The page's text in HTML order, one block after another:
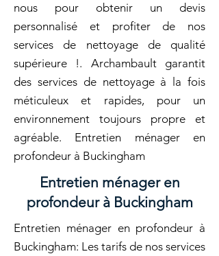
nous pour obtenir un devis
personnalisé et profiter de nos
services de nettoyage de qualité
supérieure !. Archambault garantit
des services de nettoyage à la fois
méticuleux et rapides, pour un
environnement toujours propre et
agréable. Entretien ménager en
profondeur à Buckingham
Entretien ménager en
profondeur à Buckingham
Entretien ménager en profondeur à
Buckingham: Les tarifs de nos services